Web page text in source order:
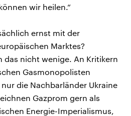
wir heilen.“
ernst mit der
Marktes?
das nicht wenige. An Kritikern
Gasmonopolisten
die Nachbarländer Ukraine
Gazprom gern als
Energie-Imperialismus,